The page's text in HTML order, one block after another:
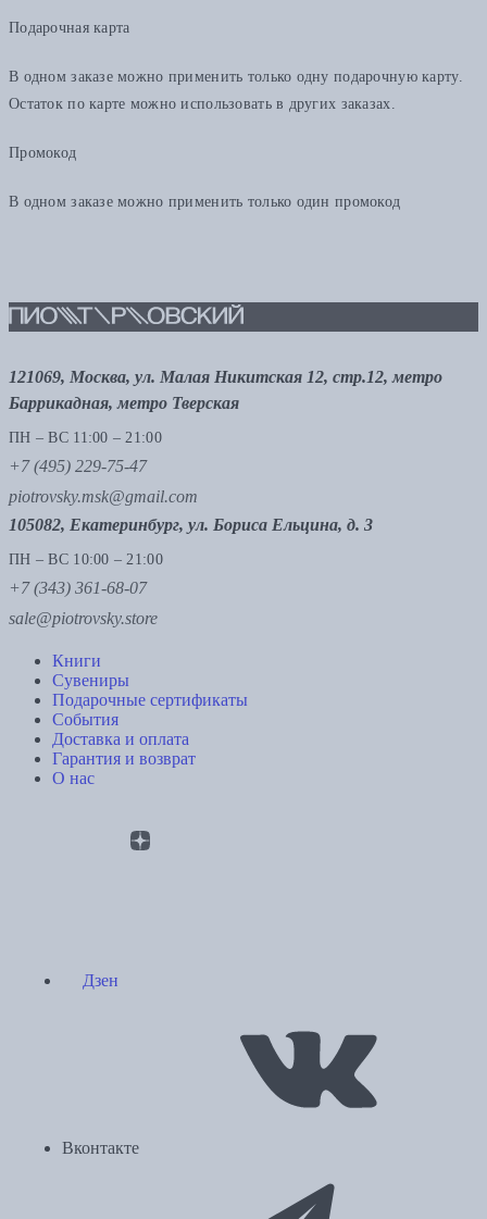
Подарочная карта
В одном заказе можно применить только одну подарочную карту.
Остаток по карте можно использовать в других заказах.
Промокод
В одном заказе можно применить только один промокод
121069, Москва, ул. Малая Никитская 12, стр.12, метро
Баррикадная, метро Тверская
ПН – ВС 11:00 – 21:00
+7 (495) 229-75-47
piotrovsky.msk@gmail.com
105082, Екатеринбург, ул. Бориса Ельцина, д. 3
ПН – ВС 10:00 – 21:00
+7 (343) 361-68-07
sale@piotrovsky.store
Книги
Сувениры
Подарочные сертификаты
События
Доставка и оплата
Гарантия и возврат
О нас
Дзен
Вконтакте